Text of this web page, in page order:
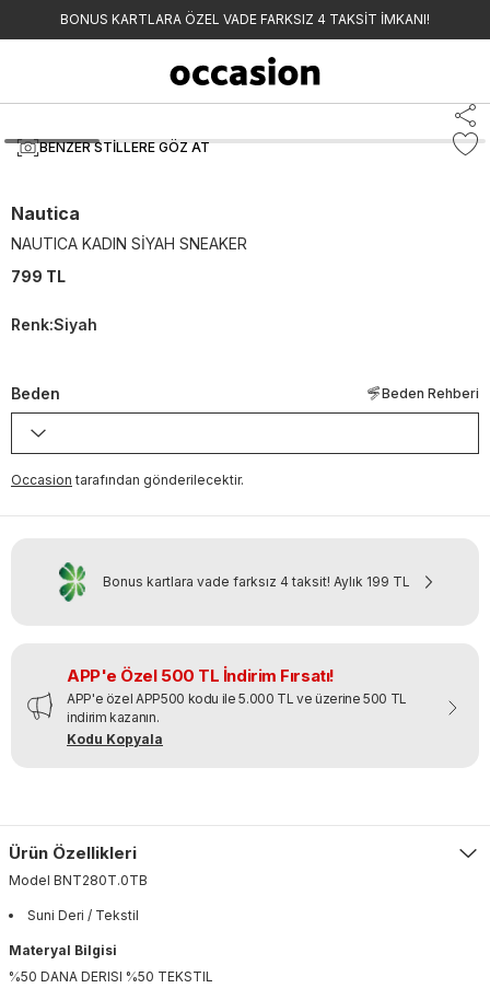
BONUS KARTLARA ÖZEL VADE FARKSIZ 4 TAKSİT İMKANI!
BENZER STILLERE GÖZ AT
Nautica
NAUTICA KADIN SİYAH SNEAKER
799 TL
Renk:Siyah
Beden Beden Rehberi
Occasion tarafından gönderilecektir.
Bonus kartlara vade farksız 4 taksit! Aylık 199 TL
APP'e Özel 500 TL İndirim Fırsatı!
APP'e özel APP500 kodu ile 5.000 TL ve üzerine 500 TL
indirim kazanın.
Kodu Kopyala
Ürün Özellikleri
Model BNT280T.0TB
Suni Deri / Tekstil
Materyal Bilgisi
%50 DANA DERISI %50 TEKSTIL